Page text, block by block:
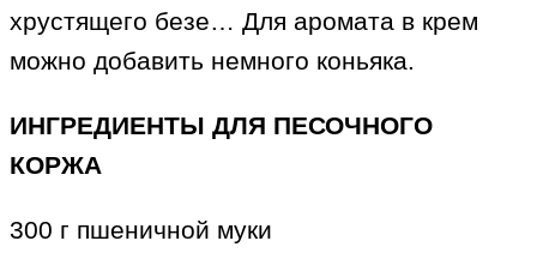
хрустящего безе… Для аромата в крем
можно добавить немного коньяка.
ИНГРЕДИЕНТЫ ДЛЯ ПЕСОЧНОГО
КОРЖА
300 г пшеничной муки